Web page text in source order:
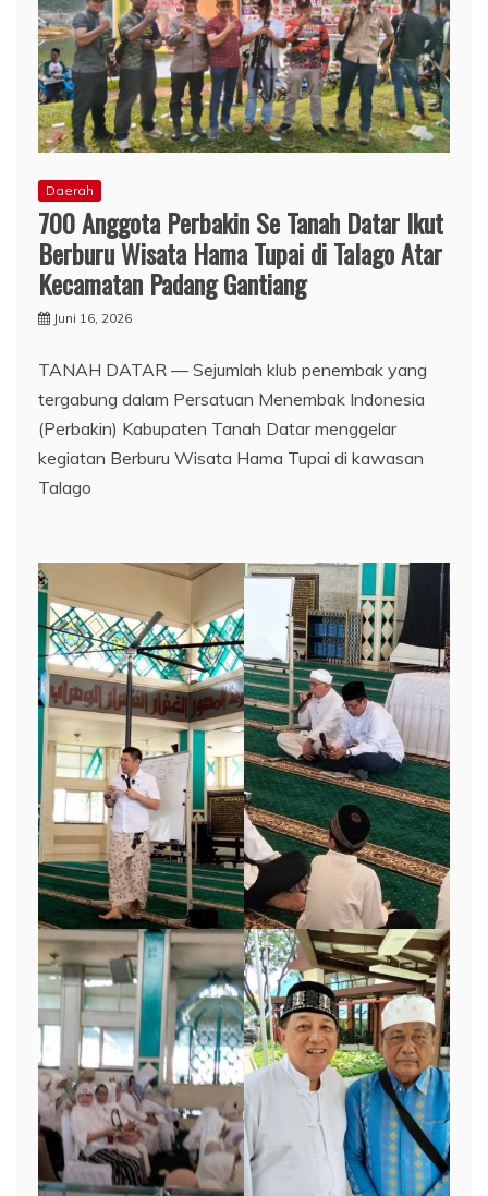
Daerah
700 Anggota Perbakin Se Tanah Datar Ikut
Berburu Wisata Hama Tupai di Talago Atar
Kecamatan Padang Gantiang
Juni 16, 2026
TANAH DATAR — Sejumlah klub penembak yang
tergabung dalam Persatuan Menembak Indonesia
(Perbakin) Kabupaten Tanah Datar menggelar
kegiatan Berburu Wisata Hama Tupai di kawasan
Talago